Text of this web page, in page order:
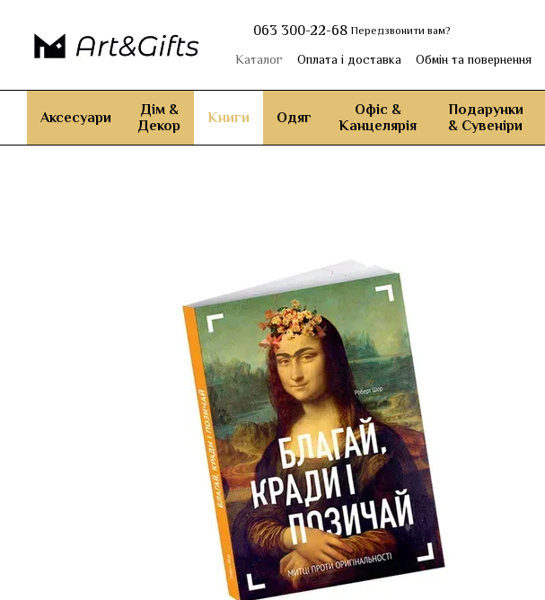
063 300-22-68 Передзвонити вам?
Каталог Оплата і доставка Обмін та повернення
Аксесуари
Дім &
Декор
Книги Одяг
Офіс &
Канцелярія
Подарунки
& Сувеніри